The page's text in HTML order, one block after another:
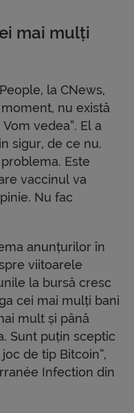
mai mulți
la CNews,
nu există
vedea”. El a
sigur, de ce nu.
Este
vaccinul va
Nu fac
anunțurilor în
viitoarele
la bursă cresc
cei mai mulți bani
mult și până
Sunt puțin sceptic
de tip Bitcoin”,
Infection din